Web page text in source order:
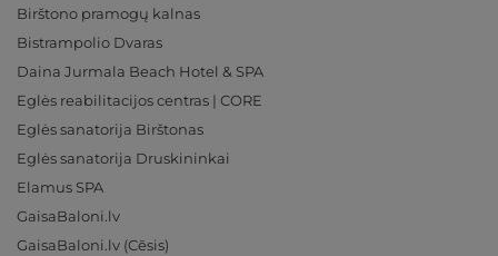
Birštono pramogų kalnas
Bistrampolio Dvaras
Daina Jurmala Beach Hotel & SPA
Eglės reabilitacijos centras | CORE
Eglės sanatorija Birštonas
Eglės sanatorija Druskininkai
Elamus SPA
GaisaBaloni.lv
GaisaBaloni.lv (Cēsis)